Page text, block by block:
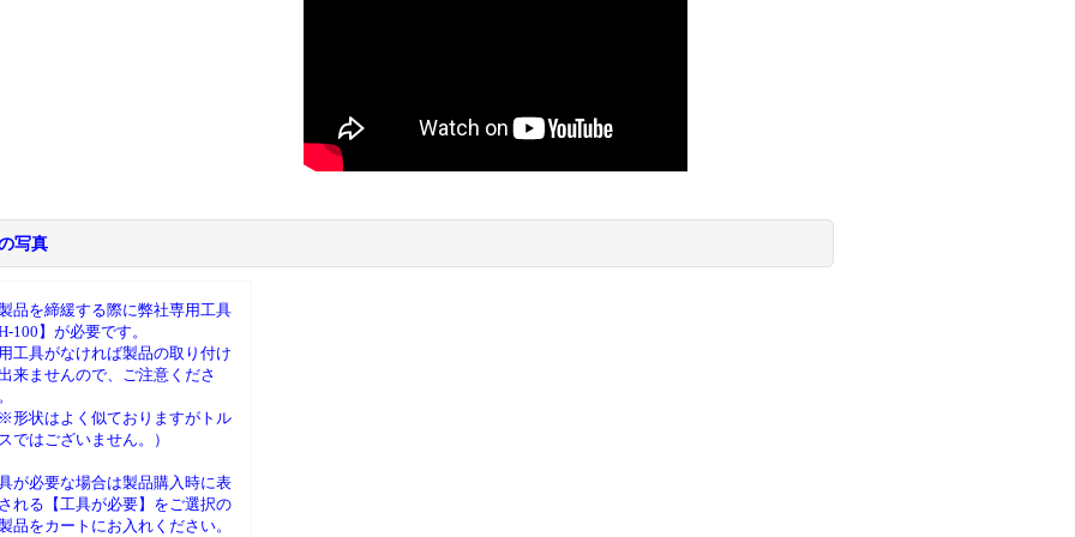
写真
品を締緩する際に弊社専用工具
H-100】が必要です。
工具がなければ製品の取り付け
来ませんので、ご注意くださ
※形状はよく似ておりますがトル
ではございません。）
が必要な場合は製品購入時に表
れる【工具が必要】をご選択の
品をカートにお入れください。